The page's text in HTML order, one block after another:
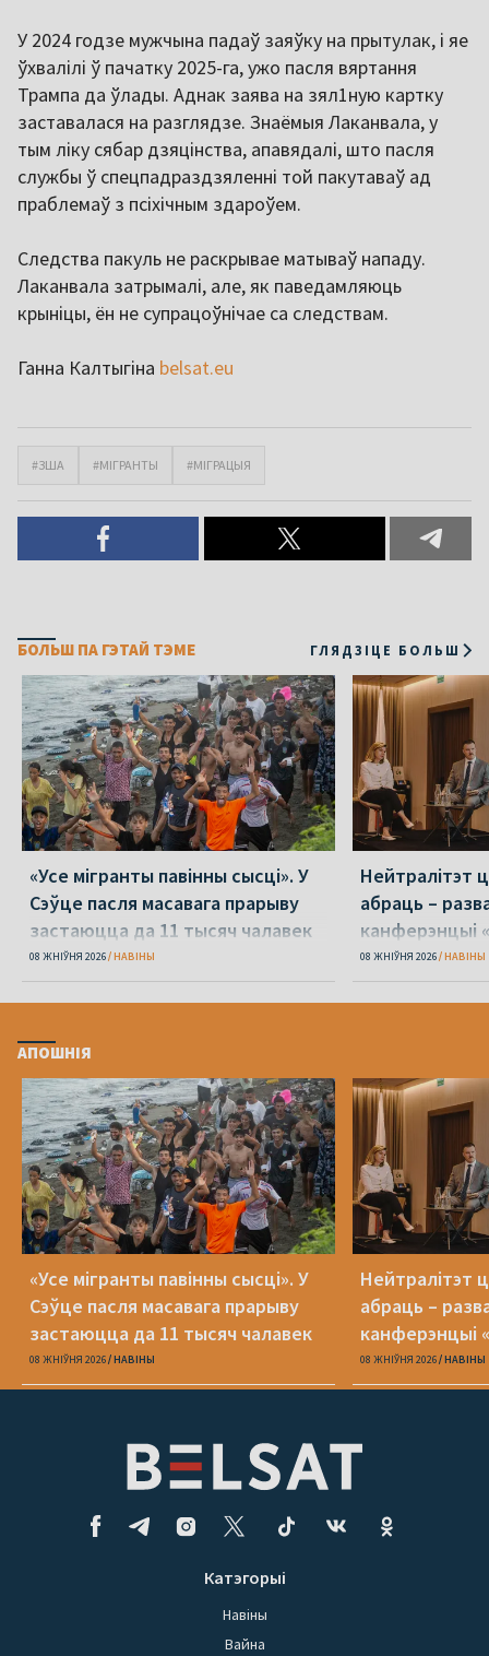
У 2024 годзе мужчына падаў заяўку на прытулак, і яе
ўхвалілі ў пачатку 2025-га, ужо пасля вяртання
Трампа да ўлады. Аднак заява на зял1ную картку
заставалася на разглядзе. Знаёмыя Лаканвала, у
тым ліку сябар дзяцінства, апавядалі, што пасля
службы ў спецпадраздзяленні той пакутаваў ад
праблемаў з псіхічным здароўем.
Следства пакуль не раскрывае матываў нападу.
Лаканвала затрымалі, але, як паведамляюць
крыніцы, ён не супрацоўнічае са следствам.
Ганна Калтыгіна belsat.eu
#ЗША #МІГРАНТЫ #МІГРАЦЫЯ
БОЛЬШ ПА ГЭТАЙ ТЭМЕ ГЛЯДЗІЦЕ БОЛЬШ
«Усе мігранты павінны сысці». У
Сэўце пасля масавага прарыву
застаюцца да 11 тысяч чалавек
08 ЖНІЎНЯ 2026 НАВІНЫ
Нейтралітэт
абраць –
канферэнцыі
08 ЖНІЎНЯ 2026 НАВІНЫ
АПОШНІЯ
«Усе мігранты павінны сысці». У
Сэўце пасля масавага прарыву
застаюцца да 11 тысяч чалавек
08 ЖНІЎНЯ 2026 НАВІНЫ
Нейтралітэт
абраць –
канферэнцыі
08 ЖНІЎНЯ 2026 НАВІНЫ
Катэгорыі
Навіны
Вайна